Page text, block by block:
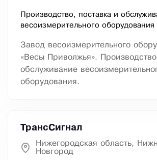
Производство, поставка и
весоизмерительного оборудования
Завод весоизмерительного
«Весы Приволжья».
обслуживание
оборудования.
ТрансСигнал
Нижегородская область,
Новгород